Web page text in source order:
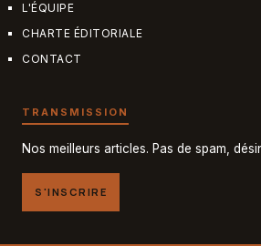
L'ÉQUIPE
CHARTE ÉDITORIALE
CONTACT
TRANSMISSION
Nos meilleurs articles. Pas de spam,
S'INSCRIRE